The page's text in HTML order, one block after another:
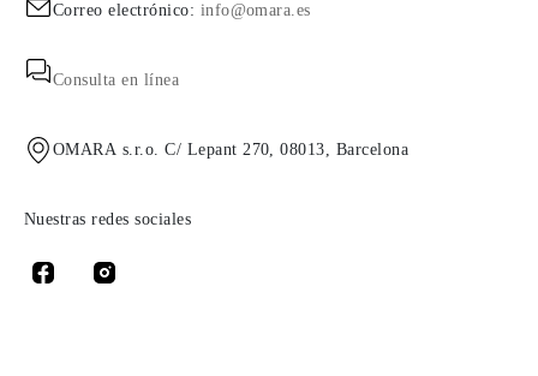
Correo electrónico: info@omara.es
Consulta en línea
OMARA s.r.o. C/ Lepant 270, 08013, Barcelona
Nuestras redes sociales